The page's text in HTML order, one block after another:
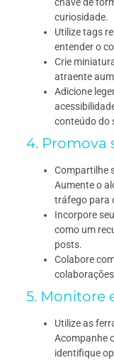
curiosidade.
Utilize tags
entender o
Crie
atraente
Adicione
conteúdo do
4. Promova
Compartilhe
Aumente o
tráfego para
Incorpore
como um
posts.
Colabore
5. Monitore
Utilize as
Acompanhe
identifique